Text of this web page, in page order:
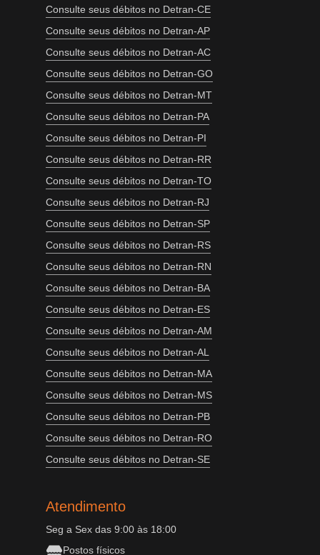
Consulte seus débitos no Detran-CE
Consulte seus débitos no Detran-AP
Consulte seus débitos no Detran-AC
Consulte seus débitos no Detran-GO
Consulte seus débitos no Detran-MT
Consulte seus débitos no Detran-PA
Consulte seus débitos no Detran-PI
Consulte seus débitos no Detran-RR
Consulte seus débitos no Detran-TO
Consulte seus débitos no Detran-RJ
Consulte seus débitos no Detran-SP
Consulte seus débitos no Detran-RS
Consulte seus débitos no Detran-RN
Consulte seus débitos no Detran-BA
Consulte seus débitos no Detran-ES
Consulte seus débitos no Detran-AM
Consulte seus débitos no Detran-AL
Consulte seus débitos no Detran-MA
Consulte seus débitos no Detran-MS
Consulte seus débitos no Detran-PB
Consulte seus débitos no Detran-RO
Consulte seus débitos no Detran-SE
Atendimento
Seg a Sex das 9:00 às 18:00
Postos físicos